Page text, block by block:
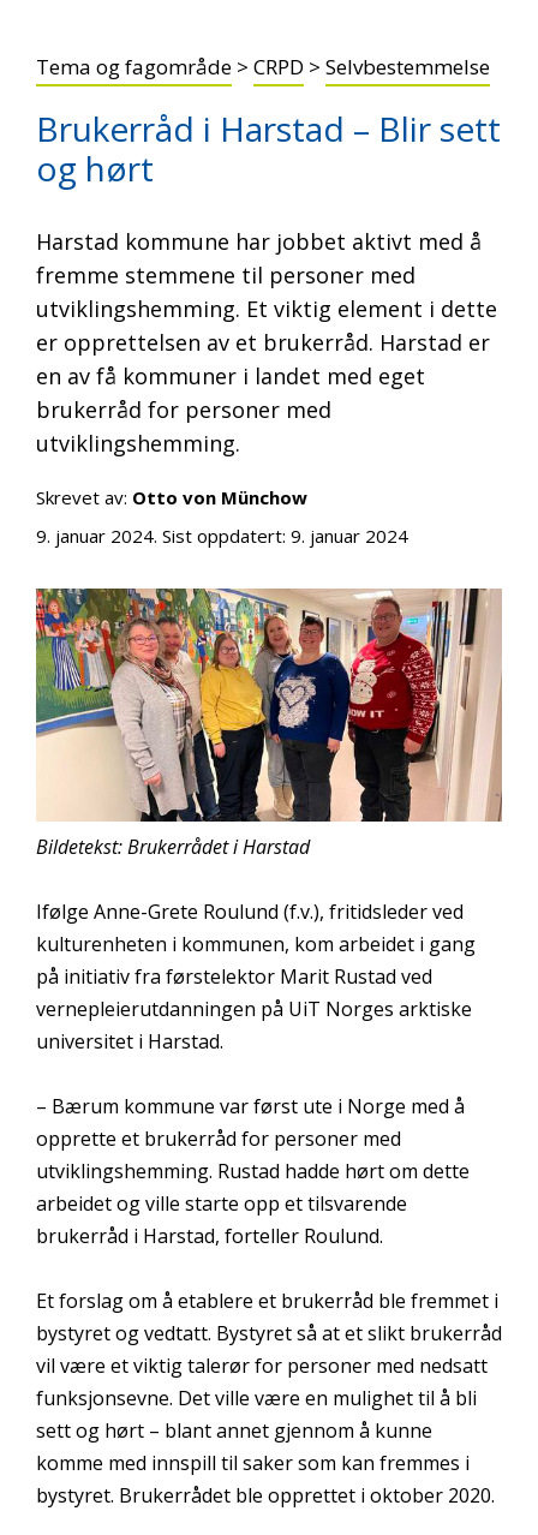
Tema og fagområde > CRPD > Selvbestemmelse
Brukerråd i Harstad – Blir sett
og hørt
Harstad kommune har jobbet aktivt med å
fremme stemmene til personer med
utviklingshemming. Et viktig element i dette
er opprettelsen av et brukerråd. Harstad er
en av få kommuner i landet med eget
brukerråd for personer med
utviklingshemming.
Skrevet av: Otto von Münchow
9. januar 2024. Sist oppdatert: 9. januar 2024
Bildetekst: Brukerrådet i Harstad
Ifølge Anne-Grete Roulund (f.v.), fritidsleder ved
kulturenheten i kommunen, kom arbeidet i gang
på initiativ fra førstelektor Marit Rustad ved
vernepleierutdanningen på UiT Norges arktiske
universitet i Harstad.
– Bærum kommune var først ute i Norge med å
opprette et brukerråd for personer med
utviklingshemming. Rustad hadde hørt om dette
arbeidet og ville starte opp et tilsvarende
brukerråd i Harstad, forteller Roulund.
Et forslag om å etablere et brukerråd ble fremmet i
bystyret og vedtatt. Bystyret så at et slikt brukerråd
vil være et viktig talerør for personer med nedsatt
funksjonsevne. Det ville være en mulighet til å bli
sett og hørt – blant annet gjennom å kunne
komme med innspill til saker som kan fremmes i
bystyret. Brukerrådet ble opprettet i oktober 2020.